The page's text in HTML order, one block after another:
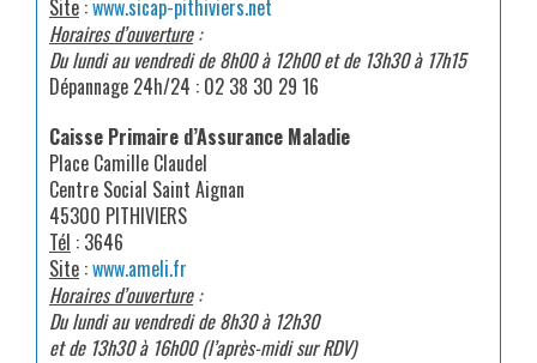
Site :www.sicap-pithiviers.net
Horaires d’ouverture:
Du lundi au vendredi de 8h00 à 12h00 et de 13h30 à 17h15
Dépannage 24h/24 : 02 38 30 29 16
Caisse Primaire d’Assurance Maladie
Place Camille Claudel
Centre Social Saint Aignan
45300 PITHIVIERS
Tél : 3646
Site :www.ameli.fr
Horaires d’ouverture:
Du lundi au vendredi de 8h30 à 12h30
et de 13h30 à 16h00 (l’après-midi sur RDV)